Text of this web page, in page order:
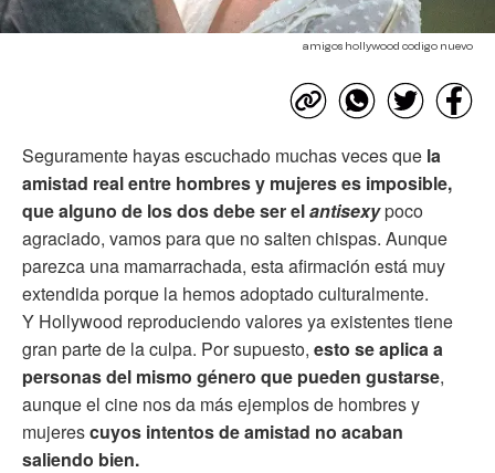
amigos hollywood codigo nuevo
Seguramente hayas escuchado muchas veces que la
amistad real entre hombres y mujeres es imposible,
que alguno de los dos debe ser elantisexypoco
agraciado, vamos para que no salten chispas. Aunque
parezca una mamarrachada, esta afirmación está muy
extendida porque la hemos adoptado culturalmente.
Y Hollywood reproduciendo valores ya existentes tiene
gran parte de la culpa. Por supuesto, esto se aplica a
personas del mismo género que pueden gustarse,
aunque el cine nos da más ejemplos de hombres y
mujerescuyos intentos de amistad no acaban
saliendo bien.